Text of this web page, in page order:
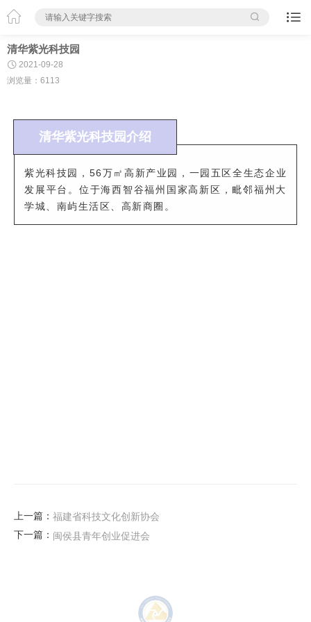
  
清华紫光科技园
 2021-09-28
浏览量：6113
清华紫光科技园介绍
紫光科技园， 56万㎡高新产业园，一园五区全生态企业
发展平台。位于海西智谷福州国家高新区，毗邻福州大
学城、南屿生活区、高新商圈。
上一篇： 福建省科技文化创新协会
下一篇： 闽侯县青年创业促进会